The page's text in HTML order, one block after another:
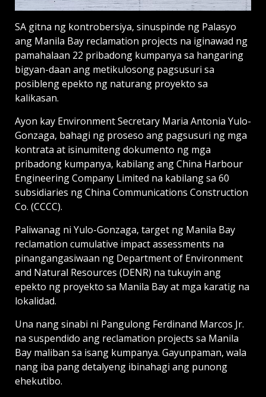
SA gitna ng kontrobersiya, sinuspinde ng Palasyo
ang Manila Bay reclamation projects na iginawad ng
pamahalaan 22 pribadong kumpanya sa hangaring
bigyan-daan ang metikulosong pagsusuri sa
posibleng epekto ng naturang proyekto sa
kalikasan.
Ayon kay Environment Secretary Maria Antonia Yulo-
Gonzaga, bahagi ng proseso ang pagsusuri ng mga
kontrata at isinumiteng dokumento ng mga
pribadong kumpanya, kabilang ang China Harbour
Engineering Company Limited na kabilang sa 60
subsidiaries ng China Communications Construction
Co. (CCCC).
Paliwanag ni Yulo-Gonzaga, target ng Manila Bay
reclamation cumulative impact assessments na
pinangangasiwaan ng Department of Environment
and Natural Resources (DENR) na tukuyin ang
epekto ng proyekto sa Manila Bay at mga karatig na
lokalidad.
Una nang sinabi ni Pangulong Ferdinand Marcos Jr.
na suspendido ang reclamation projects sa Manila
Bay maliban sa isang kumpanya. Gayunpaman, wala
nang iba pang detalyeng ibinahagi ang punong
ehekutibo.